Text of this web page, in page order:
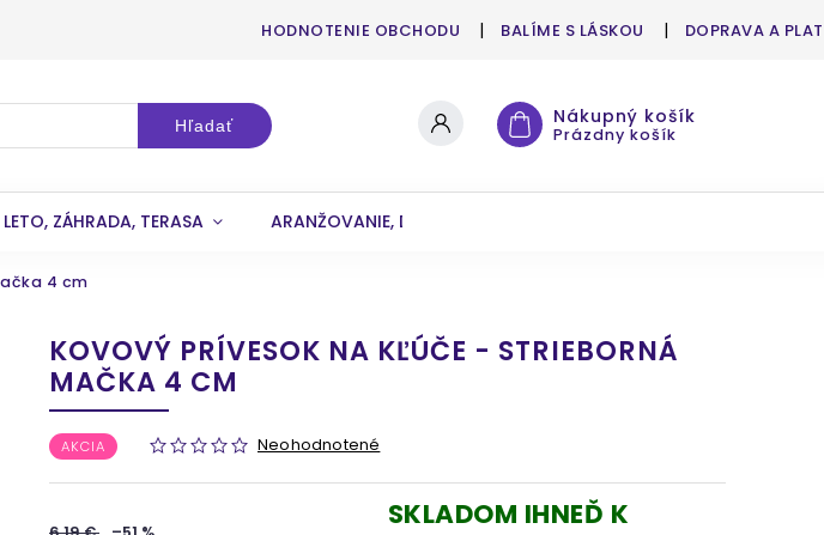
HODNOTENIE OBCHODU BALÍME S LÁSKOU DOPRAVA A
Hľadať Nákupný košík
Prázdny košík
LETO, ZÁHRADA, TERASA ARANŽOVANIE, DEKOROVANIE
4 cm
KOVOVÝ PRÍVESOK NA KĽÚČE - STRIEBORNÁ
MAČKA 4 CM
AKCIA Neohodnotené
SKLADOM IHNEĎ K